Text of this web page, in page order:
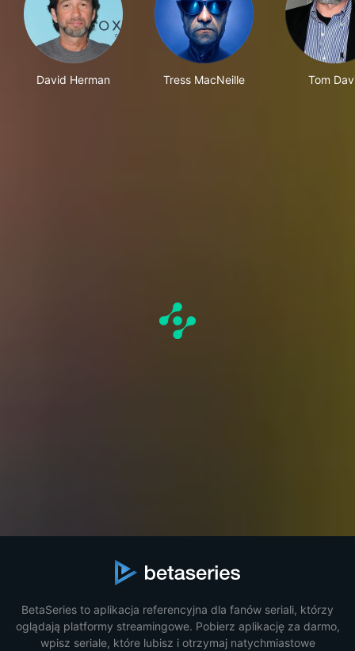
David Herman Tress MacNeille Tom
BetaSeries to aplikacja referencyjna dla fanów seriali, którzy
oglądają platformy streamingowe. Pobierz aplikację za darmo,
wpisz seriale, które lubisz i otrzymaj natychmiastowe